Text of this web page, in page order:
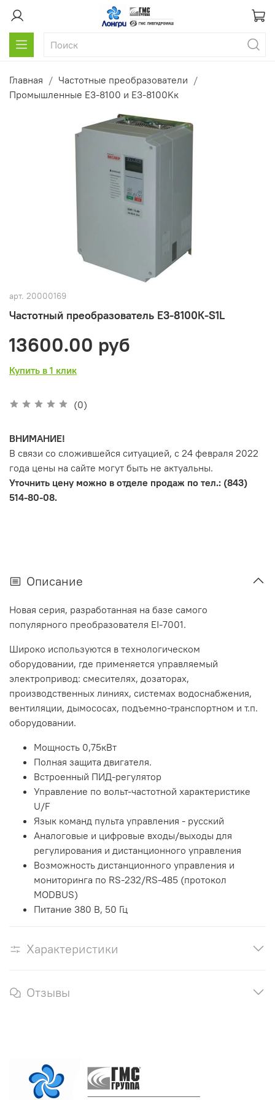
Главная
Частотные преобразователи
Промышленные E3-8100 и E3-8100Kк
арт. 20000169
Частотный преобразователь Е3-8100К-S1L
(0)
13600.00 руб
Купить в 1 клик
ВНИМАНИЕ!
В связи со сложившейся ситуацией, с 24 февраля 2022
года цены на сайте могут быть не актуальны.
Уточнить цену можно в отделе продаж по тел.: (843)
514-80-08.
Описание
Новая серия, разработанная на базе самого
популярного преобразователя EI-7001.
Широко используются в технологическом
оборудовании, где применяется управляемый
электропривод: смесителях, дозаторах,
производственных линиях, системах водоснабжения,
вентиляции, дымососах, подъемно-транспортном и т.п.
оборудовании.
Мощность 0,75кВт
Полная защита двигателя.
Встроенный ПИД-регулятор
Управление по вольт-частотной характеристике
U/F
Язык команд пульта управления - русский
Аналоговые и цифровые входы/выходы для
регулирования и дистанционного управления
Возможность дистанционного управления и
мониторинга по RS-232/RS-485 (протокол
MODBUS)
Питание 380 В, 50 Гц
Характеристики
Отзывы